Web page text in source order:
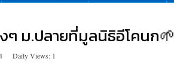
ๆ ม.ปลายที่มูลนิธิอีโคนก🌱
Daily Views: 1